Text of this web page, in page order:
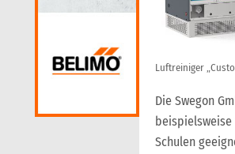
Luftreiniger
Die Swegon
beispielsweise
Schulen